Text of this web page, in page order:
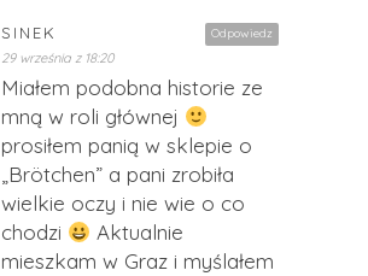
Odpowiedz
SINEK
29 września z 18:20
Miałem podobna historie ze
mną w roli głównej
prosiłem panią w sklepie o
„Brötchen” a pani zrobiła
wielkie oczy i nie wie o co
chodzi
Aktualnie
mieszkam w Graz i myślałem